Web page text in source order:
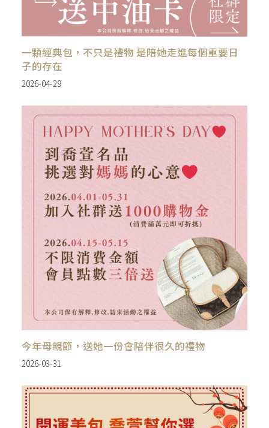
一顆經典包，不只是禮物 是陪她走進每個重要日
子的存在
2026-04-29
今年母親節，送她一份會陪伴很久的禮物
2026-03-31